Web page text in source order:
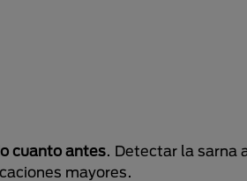
cuanto antes. Detectar la sarna
mayores.